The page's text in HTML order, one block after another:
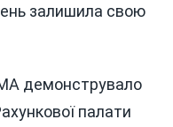
залишила свою
демонструвало
палати